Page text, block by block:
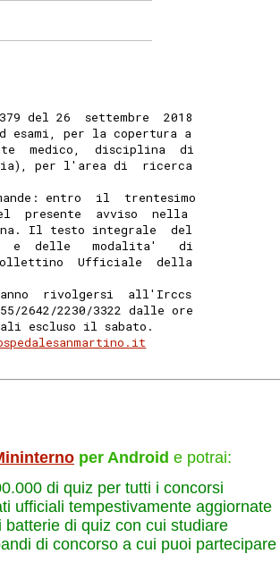
del 26  settembre  2018
per la copertura a
medico,  disciplina  di
per l'area di  ricerca
entro  il  trentesimo
presente  avviso  nella
Il testo integrale  del
e  delle   modalita'   di
Ufficiale  della
rivolgersi  all'Irccs
2642/2230/3322 dalle ore
escluso il sabato.
per Android e potrai:
di quiz per tutti i concorsi
ufficiali tempestivamente aggiornate
di quiz con cui studiare
di concorso a cui puoi partecipare